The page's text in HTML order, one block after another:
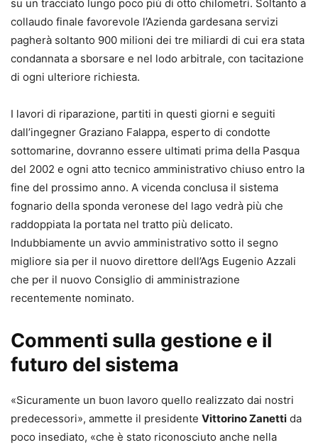
su un tracciato lungo poco più di otto chilometri. Soltanto a
collaudo finale favorevole l’Azienda gardesana servizi
pagherà soltanto 900 milioni dei tre miliardi di cui era stata
condannata a sborsare e nel lodo arbitrale, con tacitazione
di ogni ulteriore richiesta.
I lavori di riparazione, partiti in questi giorni e seguiti
dall’ingegner Graziano Falappa, esperto di condotte
sottomarine, dovranno essere ultimati prima della Pasqua
del 2002 e ogni atto tecnico amministrativo chiuso entro la
fine del prossimo anno. A vicenda conclusa il sistema
fognario della sponda veronese del lago vedrà più che
raddoppiata la portata nel tratto più delicato.
Indubbiamente un avvio amministrativo sotto il segno
migliore sia per il nuovo direttore dell’Ags Eugenio Azzali
che per il nuovo Consiglio di amministrazione
recentemente nominato.
Commenti sulla gestione e il
futuro del sistema
«Sicuramente un buon lavoro quello realizzato dai nostri
predecessori», ammette il presidente Vittorino Zanetti da
poco insediato, «che è stato riconosciuto anche nella